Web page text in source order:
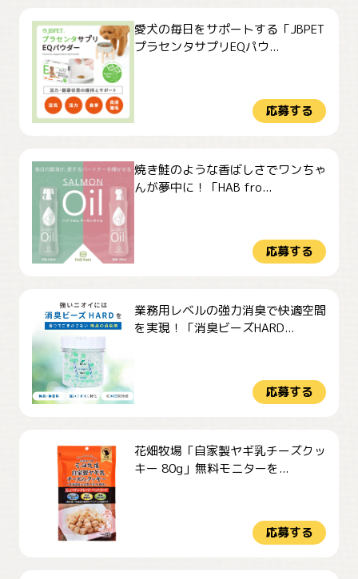
愛犬の毎日をサポートする「JBPET
プラセンタサプリEQパウ...
応募する
焼き鮭のような香ばしさでワンちゃ
んが夢中に！「HAB fro...
応募する
業務用レベルの強力消臭で快適空間
を実現！「消臭ビーズHARD...
応募する
花畑牧場「自家製ヤギ乳チーズクッ
キー 80g」無料モニターを...
応募する